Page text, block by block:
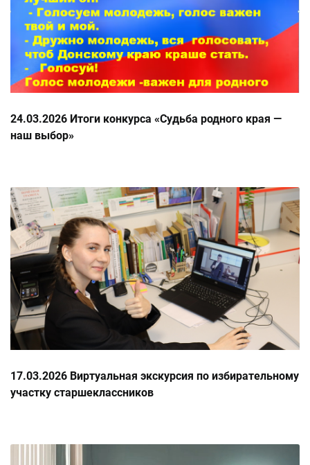
24.03.2026 Итоги конкурса «Судьба родного края —
наш выбор»
17.03.2026 Виртуальная экскурсия по избирательному
участку старшеклассников